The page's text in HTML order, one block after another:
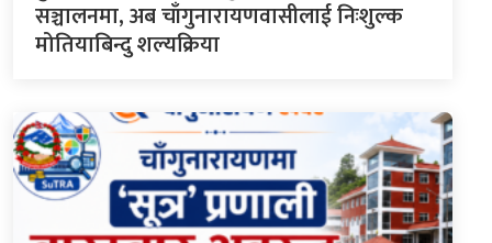
सञ्चालनमा, अब चाँगुनारायणवासीलाई निःशुल्क
मोतियाबिन्दु शल्यक्रिया